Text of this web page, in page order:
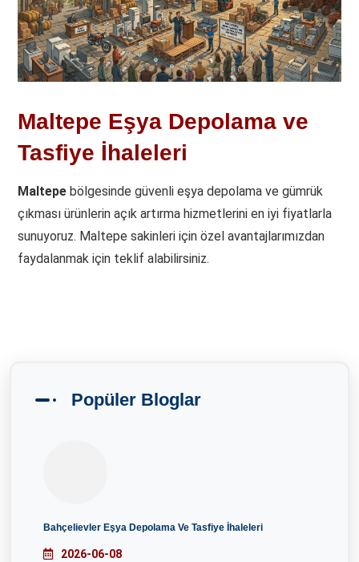
Maltepe Eşya Depolama ve
Tasfiye İhaleleri
Maltepe bölgesinde güvenli eşya depolama ve gümrük
çıkması ürünlerin açık artırma hizmetlerini en iyi fiyatlarla
sunuyoruz. Maltepe sakinleri için özel avantajlarımızdan
faydalanmak için teklif alabilirsiniz.
Popüler Bloglar
Bahçelievler Eşya Depolama Ve Tasfiye İhaleleri
2026-06-08